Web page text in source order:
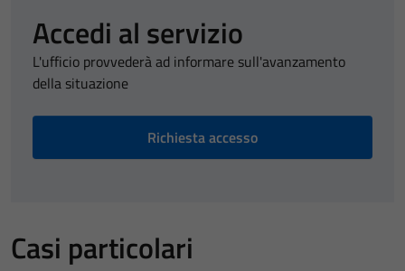
Accedi al servizio
L'ufficio provvederà ad informare sull'avanzamento
della situazione
Richiesta accesso
Casi particolari